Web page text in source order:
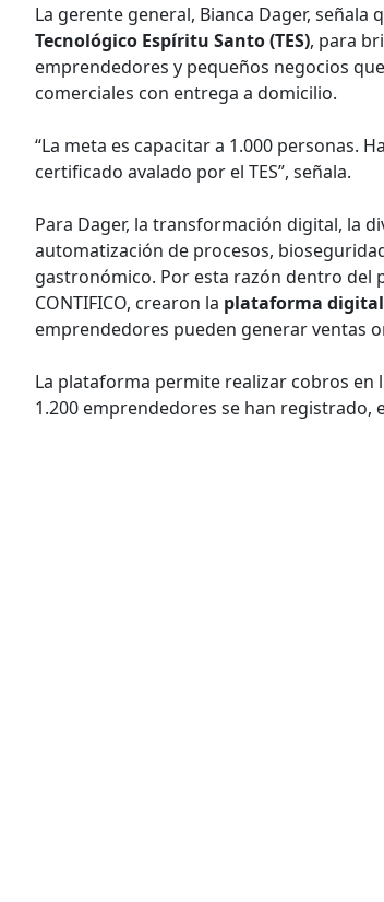
La gerente general, Bianca Dager,
Tecnológico Espíritu Santo (TES), para
emprendedores y pequeños negocios
comerciales con entrega a domicilio.
“La meta es capacitar a 1.000 personas.
certificado avalado por el TES”, señala.
Para Dager, la transformación digital, la
automatización de procesos,
gastronómico. Por esta razón dentro del
CONTIFICO, crearon la plataforma digital
emprendedores pueden generar ventas
La plataforma permite realizar cobros en
1.200 emprendedores se han registrado,